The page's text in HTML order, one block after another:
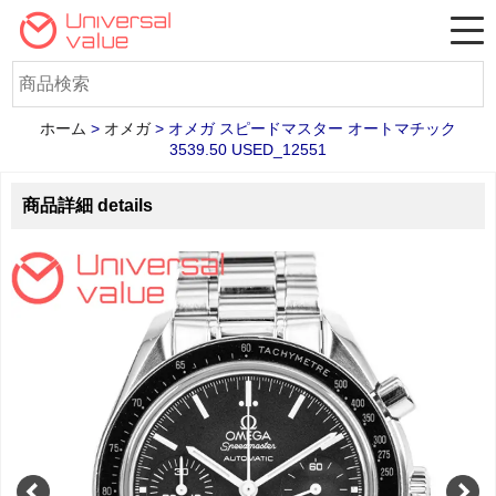
ホーム > オメガ> オメガ スピードマスター オートマチック
3539.50 USED_12551
商品詳細 details